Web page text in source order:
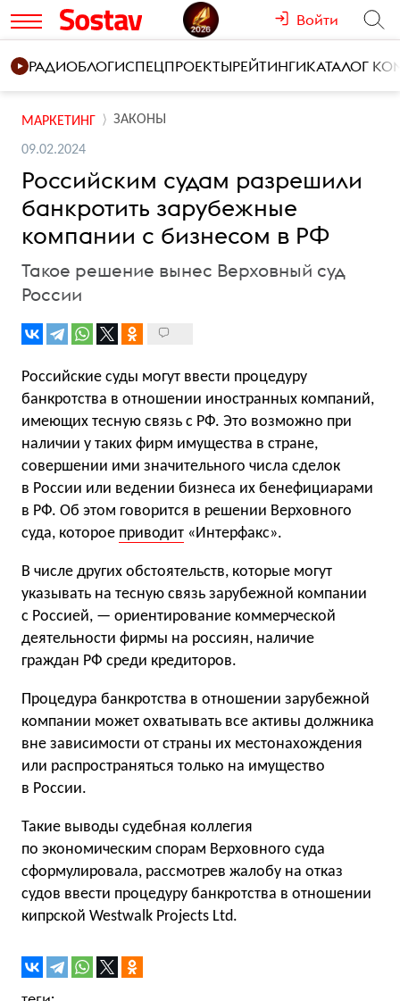
Войти
РАДИОБЛОГИСПЕЦПРОЕКТЫРЕЙТИНГИКАТАЛОГ
МАРКЕТИНГ ЗАКОНЫ
09.02.2024
Российским судам разрешили
банкротить зарубежные
компании с бизнесом в РФ
Такое решение вынес Верховный суд
России
Российские суды могут ввести процедуру
банкротства в отношении иностранных компаний,
имеющих тесную связь с РФ. Это возможно при
наличии у таких фирм имущества в стране,
совершении ими значительного числа сделок
в России или ведении бизнеса их бенефициарами
в РФ. Об этом говорится в решении Верховного
суда, которое приводит «Интерфакс».
В числе других обстоятельств, которые могут
указывать на тесную связь зарубежной компании
с Россией, — ориентирование коммерческой
деятельности фирмы на россиян, наличие
граждан РФ среди кредиторов.
Процедура банкротства в отношении зарубежной
компании может охватывать все активы должника
вне зависимости от страны их местонахождения
или распространяться только на имущество
в России.
Такие выводы судебная коллегия
по экономическим спорам Верховного суда
сформулировала, рассмотрев жалобу на отказ
судов ввести процедуру банкротства в отношении
кипрской Westwalk Projects Ltd.